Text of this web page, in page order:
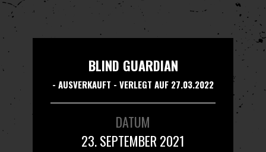
BLIND GUARDIAN
- AUSVERKAUFT - VERLEGT AUF 27.03.2022
DATUM
23. SEPTEMBER 2021